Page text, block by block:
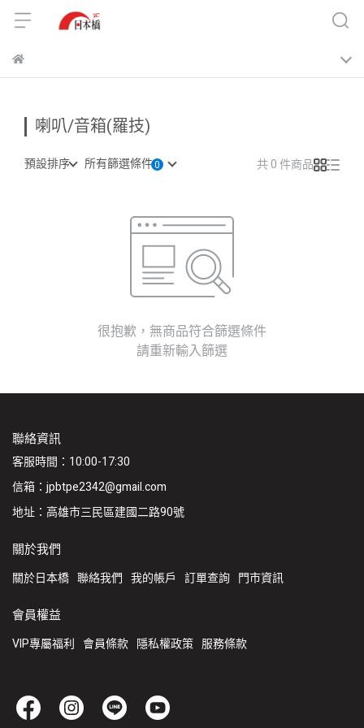
喇叭/音箱(羅技)
預設排序 所有篩選條件 共 0 件商品
很抱歉，無商品符合篩選條件
請重新輸入篩選
聯絡資訊
客服時間：10:00-17:30
信箱：jpbtpe2342@gmail.com
地址：高雄市三民區建國二路90號
關於我們
關於日本橋 聯絡我們 我的帳戶 訂單查詢 門市資訊
會員權益
VIP專屬福利 會員條款 隱私權政策 服務條款